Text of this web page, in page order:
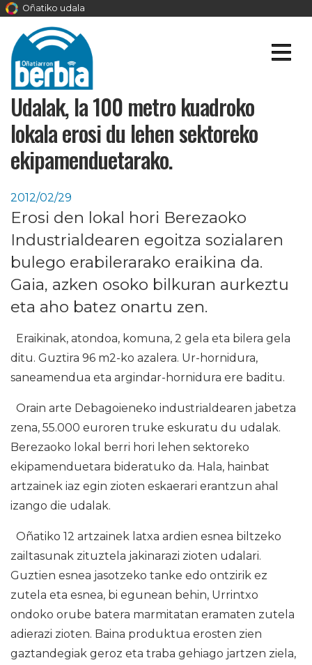
Oñatiko udala
Udalak, Ia 100 metro kuadroko
lokala erosi du lehen sektoreko
ekipamenduetarako.
2012/02/29
Erosi den lokal hori Berezaoko
Industrialdearen egoitza sozialaren
bulego erabilerarako eraikina da.
Gaia, azken osoko bilkuran aurkeztu
eta aho batez onartu zen.
Eraikinak, atondoa, komuna, 2 gela eta bilera gela
ditu. Guztira 96 m2-ko azalera. Ur-hornidura,
saneamendua eta argindar-hornidura ere baditu.
Orain arte Debagoieneko industrialdearen jabetza
zena, 55.000 euroren truke eskuratu du udalak.
Berezaoko lokal berri hori lehen sektoreko
ekipamenduetara bideratuko da. Hala, hainbat
artzainek iaz egin zioten eskaerari erantzun ahal
izango die udalak.
Oñatiko 12 artzainek latxa ardien esnea biltzeko
zailtasunak zituztela jakinarazi zioten udalari.
Guztien esnea jasotzeko tanke edo ontzirik ez
zutela eta esnea, bi egunean behin, Urrintxo
ondoko orube batera marmitatan eramaten zutela
adierazi zioten. Baina produktua erosten zien
gaztandegiak geroz eta traba gehiago jartzen ziela,